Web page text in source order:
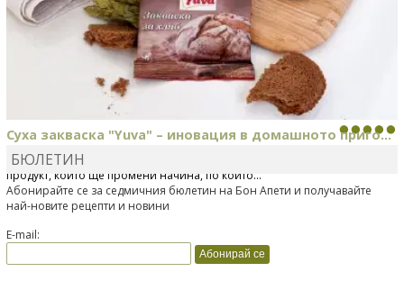
Суха закваска "Yuva" – иновация в домашното приго...
Отскоро Лесафр България стартира предлагането на изцяло нов
продукт, който ще промени начина, по който...
БЮЛЕТИН
Абонирайте се за седмичния бюлетин на Бон Апети и получавайте
най-новите рецепти и новини
E-mail: